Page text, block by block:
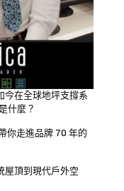
今在全球地坪支撐系
什麼？
你走進品牌 70 年的
屋頂到現代戶外空